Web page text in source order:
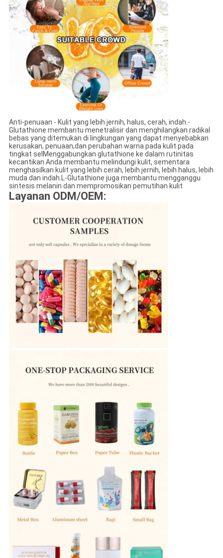
Anti-penuaan - Kulit yang lebih jernih, halus, cerah, indah -
Glutathione membantu menetralisir dan menghilangkan radikal
bebas yang ditemukan di lingkungan yang dapat menyebabkan
kerusakan, penuaan,dan perubahan warna pada kulit pada
tingkat selMenggabungkan glutathione ke dalam rutinitas
kecantikan Anda membantu melindungi kulit, sementara
menghasilkan kulit yang lebih cerah, lebih jernih, lebih halus, lebih
muda dan indah.L-Glutathione juga membantu mengganggu
sintesis melanin dan mempromosikan pemutihan kulit
Layanan ODM/OEM: